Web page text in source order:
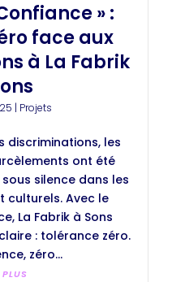
» :
face aux
à La Fabrik
| Projets
discriminations, les
ont été
silence dans les
culturels. Avec le
La Fabrik à Sons
: tolérance zéro.
zéro...